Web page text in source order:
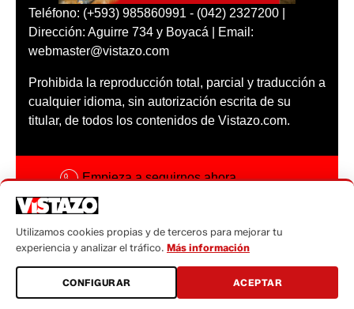
Teléfono: (+593) 985860991 - (042) 2327200 |
Dirección: Aguirre 734 y Boyacá | Email:
webmaster@vistazo.com
Prohibida la reproducción total, parcial y traducción a
cualquier idioma, sin autorización escrita de su
titular, de todos los contenidos de Vistazo.com.
Empieza a seguirnos ahora
Código ética
Sugerencias a:
sugerencias@vistazo.com
Utilizamos cookies propias y de terceros para mejorar tu
experiencia y analizar el tráfico. Más información
CONFIGURAR ACEPTAR